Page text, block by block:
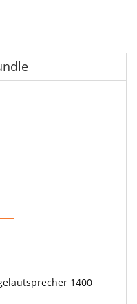
1400